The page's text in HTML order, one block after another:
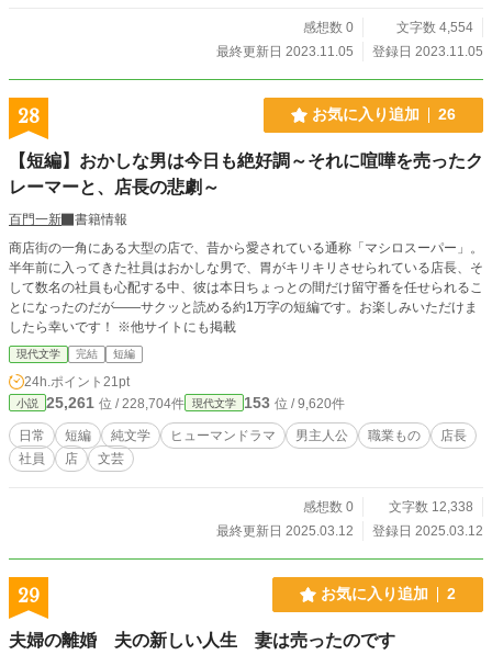
感想数 0
文字数 4,554
最終更新日 2023.11.05
登録日 2023.11.05
28 お気に入り追加 26
【短編】おかしな男は今日も絶好調～それに喧嘩を売ったク
レーマーと、店長の悲劇～
百門一新
書籍情報
商店街の一角にある大型の店で、昔から愛されている通称「マシロスーパー」。
半年前に入ってきた社員はおかしな男で、胃がキリキリさせられている店長、そ
して数名の社員も心配する中、彼は本日ちょっとの間だけ留守番を任せられるこ
とになったのだが――サクッと読める約1万字の短編です。お楽しみいただけま
したら幸いです！ ※他サイトにも掲載
現代文学 完結 短編
24h.ポイント 21pt
小説 25,261 位 / 228,704件 現代文学 153 位 / 9,620件
日常 短編 純文学 ヒューマンドラマ 男主人公 職業もの
店長
社員
店 文芸
感想数 0
文字数 12,338
最終更新日 2025.03.12
登録日 2025.03.12
29 お気に入り追加 2
夫婦の離婚 夫の新しい人生 妻は売ったのです